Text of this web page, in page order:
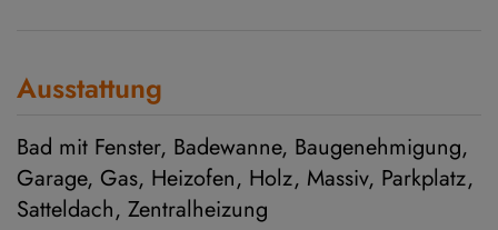
Ausstattung
Bad mit Fenster Badewanne Baugenehmigung
Garage Gas Heizofen Holz Massiv Parkplatz
Satteldach Zentralheizung